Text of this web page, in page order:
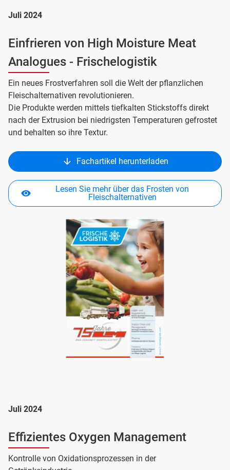
Juli 2024
Einfrieren von High Moisture Meat
Analogues - Frischelogistik
Ein neues Frostverfahren soll die Welt der pflanzlichen
Fleischalternativen revolutionieren.
Die Produkte werden mittels tiefkalten Stickstoffs direkt
nach der Extrusion bei niedrigsten Temperaturen gefrostet
und behalten so ihre Textur.
Fachartikel herunterladen
Lesen Sie mehr über das Frosten von
Fleischalternativen
Juli 2024
Effizientes Oxygen Management
Kontrolle von Oxidationsprozessen in der